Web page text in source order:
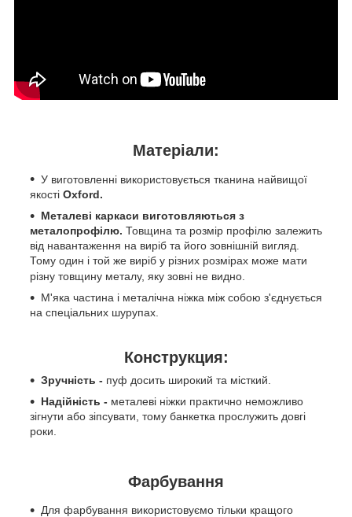
Матеріали:
У виготовленні використовується тканина найвищої
якості Oxford.
Металеві каркаси виготовляються з
металопрофілю. Товщина та розмір профілю залежить
від навантаження на виріб та його зовнішній вигляд.
Тому один і той же виріб у різних розмірах може мати
різну товщину металу, яку зовні не видно.
М'яка частина і металічна ніжка між собою з'єднується
на спеціальних шурупах.
Конструкция:
Зручність - пуф досить широкий та місткий.
Надійність - металеві ніжки практично неможливо
зігнути або зіпсувати, тому банкетка прослужить довгі
роки.
Фарбування
Для фарбування використовуємо тільки кращого